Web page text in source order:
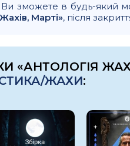
Ви зможете в будь-який
Марті», після
«АНТОЛОГІЯ
ЖАХИ: